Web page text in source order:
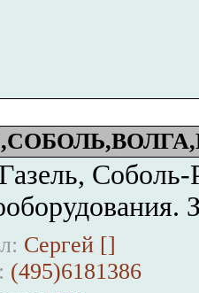
Сергей []
(495)6181386